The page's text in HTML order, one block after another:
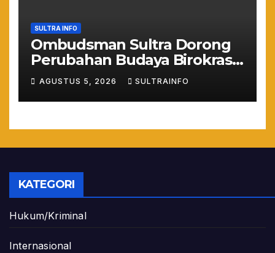
SULTRA INFO
Ombudsman Sultra Dorong
Perubahan Budaya Birokrasi
Lewat Penilaian
Maladministrasi 2026
AGUSTUS 5, 2026 SULTRAINFO
KATEGORI
Hukum/Kriminal
Internasional